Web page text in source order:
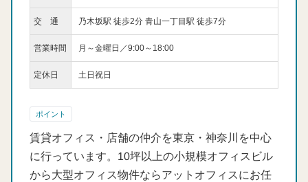
交 通 乃木坂駅 徒歩2分 青山一丁目駅 徒歩7分
営業時間 月～金曜日／9:00～18:00
定休日 土日祝日
ポイント
賃貸オフィス・店舗の仲介を東京・神奈川を中心
に行っています。10坪以上の小規模オフィスビル
から大型オフィス物件ならアットオフィスにお任